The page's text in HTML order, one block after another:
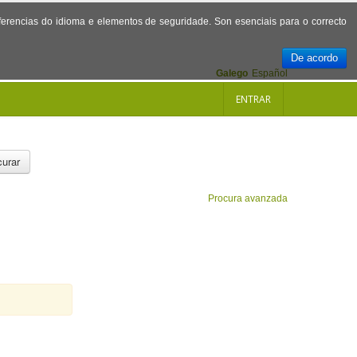
do idioma e elementos de seguridade. Son esenciais para o correcto
De acordo
Español
Galego
ENTRAR
Procura avanzada